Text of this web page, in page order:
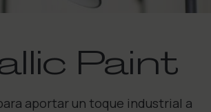
Paint
aportar un toque industrial a